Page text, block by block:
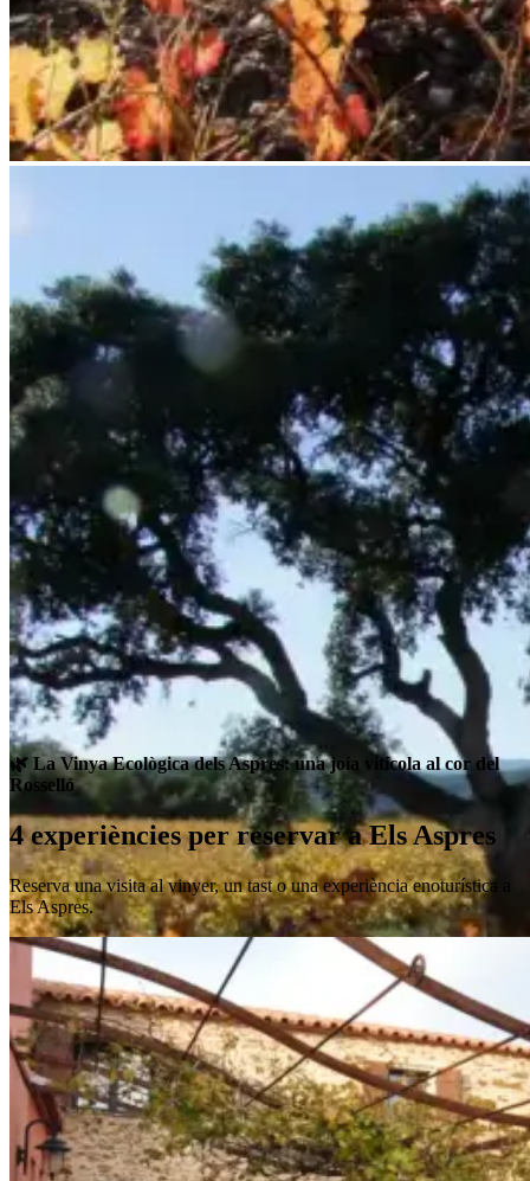
🌿 La Vinya Ecològica dels Aspres: una joia vitícola al cor del
Rosselló
4 experiències per reservar a Els Aspres
Reserva una visita al vinyer, un tast o una experiència enoturística a
Els Aspres.